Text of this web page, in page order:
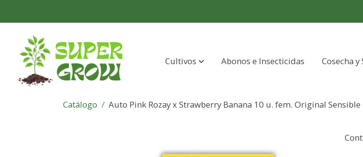
Cultivos Abonos e Insecticidas Cosecha y
Catálogo Auto Pink Rozay x Strawberry Banana 10 u. fem. Original Sensible